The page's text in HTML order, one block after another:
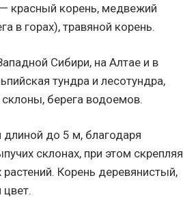
красный корень, медвежий
в горах), травяной корень.
Сибири, на Алтае и в
тундра и лесотундра,
берега водоемов.
до 5 м, благодаря
склонах, при этом скрепляя
Корень деревянистый,